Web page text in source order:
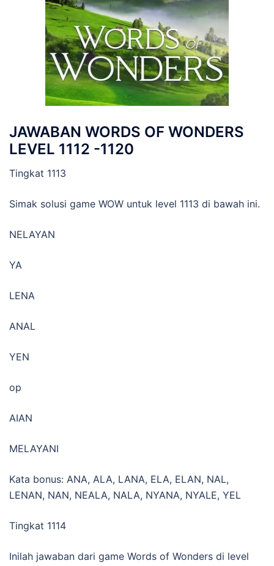
JAWABAN WORDS OF WONDERS
LEVEL 1112 -1120
Tingkat 1113
Simak solusi game WOW untuk level 1113 di bawah ini.
NELAYAN
YA
LENA
ANAL
YEN
op
AIAN
MELAYANI
Kata bonus: ANA, ALA, LANA, ELA, ELAN, NAL,
LENAN, NAN, NEALA, NALA, NYANA, NYALE, YEL
Tingkat 1114
Inilah jawaban dari game Words of Wonders di level